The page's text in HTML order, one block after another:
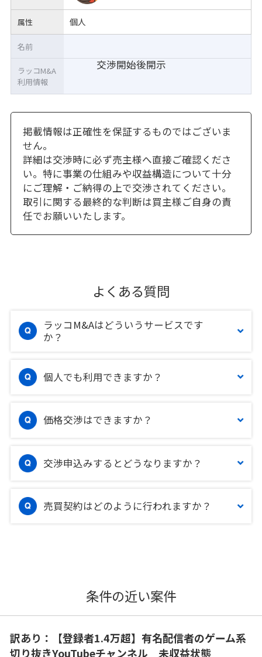
属性 個人
交渉開始後開示
名前
ラッコM&A
利用情報
掲載情報は正確性を保証するものではございま
せん。
詳細は交渉時に必ず売主様へ直接ご確認くださ
い。特に事業の仕組みや収益構造について十分
にご理解・ご納得の上で交渉されてください。
取引に関する最終的な判断は買主様ご自身の責
任でお願いいたします。
よくある質問
ラッコM&Aはどういうサービスです
か？
個人でも利用できますか？
価格交渉はできますか？
交渉申込みするとどうなりますか？
売買契約はどのように行われますか？
条件の近い案件
訳あり：【登録者1.4万超】有名配信者のゲーム系
切り抜きYouTubeチャンネル 未収益状態